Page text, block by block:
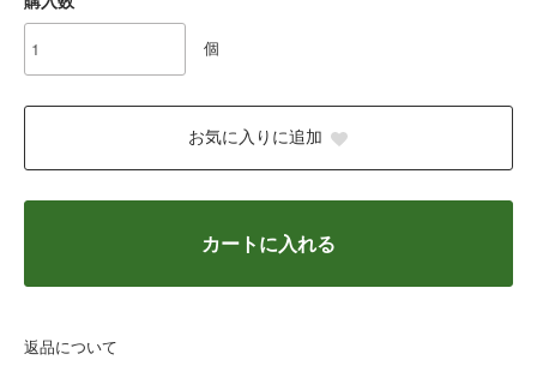
個
お気に入りに追加
カートに入れる
返品について